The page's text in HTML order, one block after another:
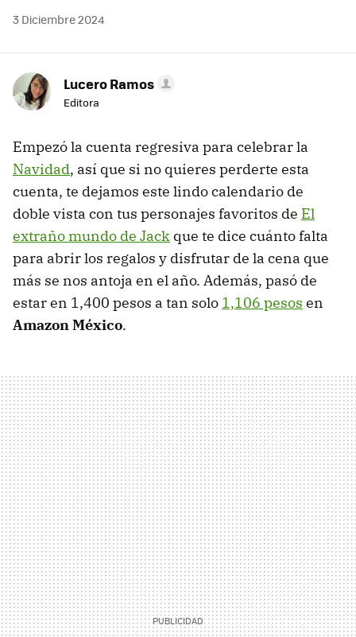
3 Diciembre 2024
Lucero Ramos
Editora
Empezó la cuenta regresiva para celebrar la
Navidad, así que si no quieres perderte esta
cuenta, te dejamos este lindo calendario de
doble vista con tus personajes favoritos de El
extraño mundo de Jack que te dice cuánto falta
para abrir los regalos y disfrutar de la cena que
más se nos antoja en el año. Además, pasó de
estar en 1,400 pesos a tan solo 1,106 pesos en
Amazon México.